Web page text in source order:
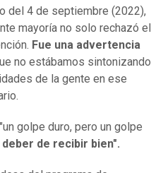
del 4 de septiembre (2022),
mayoría no solo rechazó el
Fue una advertencia
no estábamos sintonizando
de la gente en ese
golpe duro, pero un golpe
de recibir bien".